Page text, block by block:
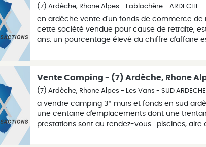
jeux, espaces détente appartement de fonction
domaine exploite 3 activités complémentaires
chiffre d'affaires : location de gîtes (36 à 44 %
séminaires, cousinades (28 à 39 % du ca) bar
un potentiel important d'allongement de la
tourisme, hébergements insolites, bien-être,
stabilisé : 275?315 k euros ebe moyen retraité
france ruralités revitalisation (ex-zrr)
rachat du fonds. accompagnement possible
obligation : la vente du fonds est indissociable
(7) Ardèche, Rhone Alpes - Lablachère - ARDECHE
en ardèche vente d'un fonds de commerce de
cette société vendue pour cause de retraite,
ans. un pourcentage élevé du chiffre d'affaire
magasin entièrement équipé et aménagé ,
Vente Camping - (7) Ardèche, Rhone
(7) Ardèche, Rhone Alpes - Les Vans - SUD ARDECHE
a vendre camping 3* murs et fonds en sud
une centaine d'emplacements dont une
prestations sont au rendez-vous : piscines,
développement sont encore possibles. affaire